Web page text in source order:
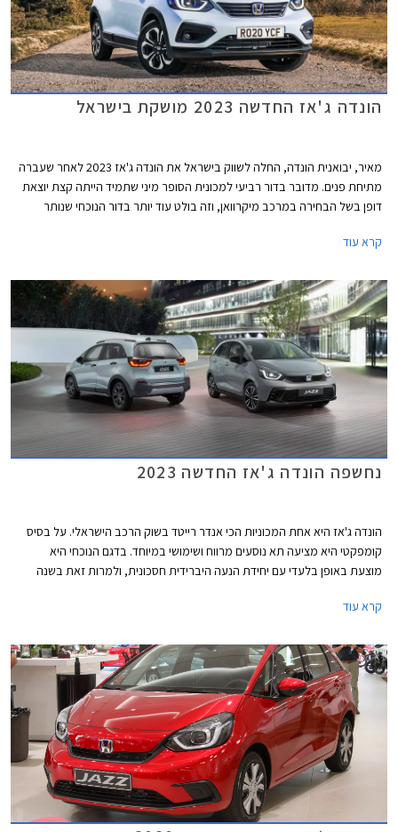
הונדה ג'אז החדשה 2023 מושקת בישראל
מאיר, יבואנית הונדה, החלה לשווק בישראל את הונדה ג'אז 2023 לאחר שעברה
מתיחת פנים. מדובר בדור רביעי למכונית הסופר מיני שתמיד הייתה קצת יוצאת
דופן בשל הבחירה במרכב מיקרוואן, וזה בולט עוד יותר בדור הנוכחי שנותר
פנאי קטנים במקום מיקרוואנים. במסגרת מתיחת הפנים מתייקרת הונדה ג'אז
לרמות האבזור הבכירות. מדובר בעליה של 22,000 ₪ לעומת גרסת הכניסה
היוצאת. יצוין כי רמת האבזור הבסיסית קומפורט נגרעה מההיצע וכעת רמת
האבזור אלגנס משמשת כגרסת הכניסה אך גם אז מדובר בהתייקרות
משמעותית של 15,000 ₪ לעומת הדגם היוצא.
קרא עוד
נחשפה הונדה ג'אז החדשה 2023
הונדה ג'אז היא אחת המכוניות הכי אנדר רייטד בשוק הרכב הישראלי. על בסיס
קומפקטי היא מציעה תא נוסעים מרווח ושימושי במיוחד. בדגם הנוכחי היא
מוצעת באופן בלעדי עם יחידת הנעה היברידית חסכונית, ולמרות זאת בשנה
למתחרות, לתג המחיר הגבוה בוודאי יש חלק בכך. כעת הונדה חושפת מתיחת
הזעומים. הונדה ג'אז המעודכנת תוצע לרכישה באירופה כבר בתקופה הקרובה
ואנו מעריכים כי בהמשך השנה היא תגיע גם לישראל.
קרא עוד